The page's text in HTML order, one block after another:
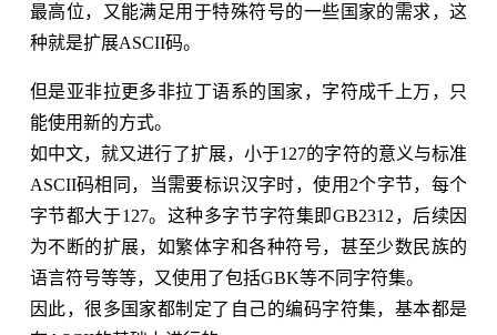
最高位，又能满足用于特殊符号的一些国家的需求，这
种就是扩展ASCII码。
但是亚非拉更多非拉丁语系的国家，字符成千上万，只
能使用新的方式。
如中文，就又进行了扩展，小于127的字符的意义与标准
ASCII码相同，当需要标识汉字时，使用2个字节，每个
字节都大于127。这种多字节字符集即GB2312，后续因
为不断的扩展，如繁体字和各种符号，甚至少数民族的
语言符号等等，又使用了包括GBK等不同字符集。
因此，很多国家都制定了自己的编码字符集，基本都是